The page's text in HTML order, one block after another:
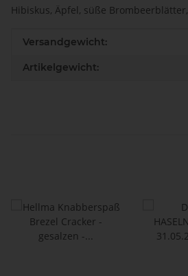
Hibiskus, Äpfel, süße
Produkteigenschaft
Wert
Versandgewicht:
Artikelgewicht: